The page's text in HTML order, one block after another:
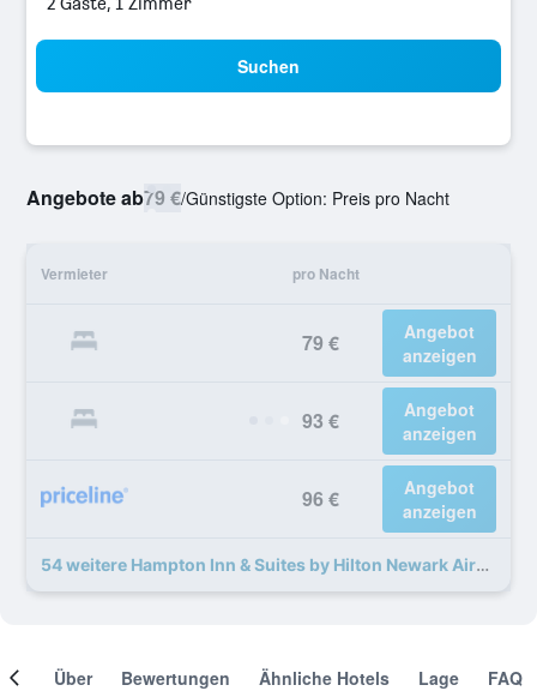
Suchen
Angebote ab79 €/Günstigste Option: Preis pro Nacht
Vermieter pro Nacht
79 €
Angebot
anzeigen
93 €
Angebot
anzeigen
96 €
Angebot
anzeigen
54 weitere Hampton Inn & Suites by Hilton Newark Airport Elizabeth Angebote
Über Bewertungen Ähnliche Hotels Lage FAQ